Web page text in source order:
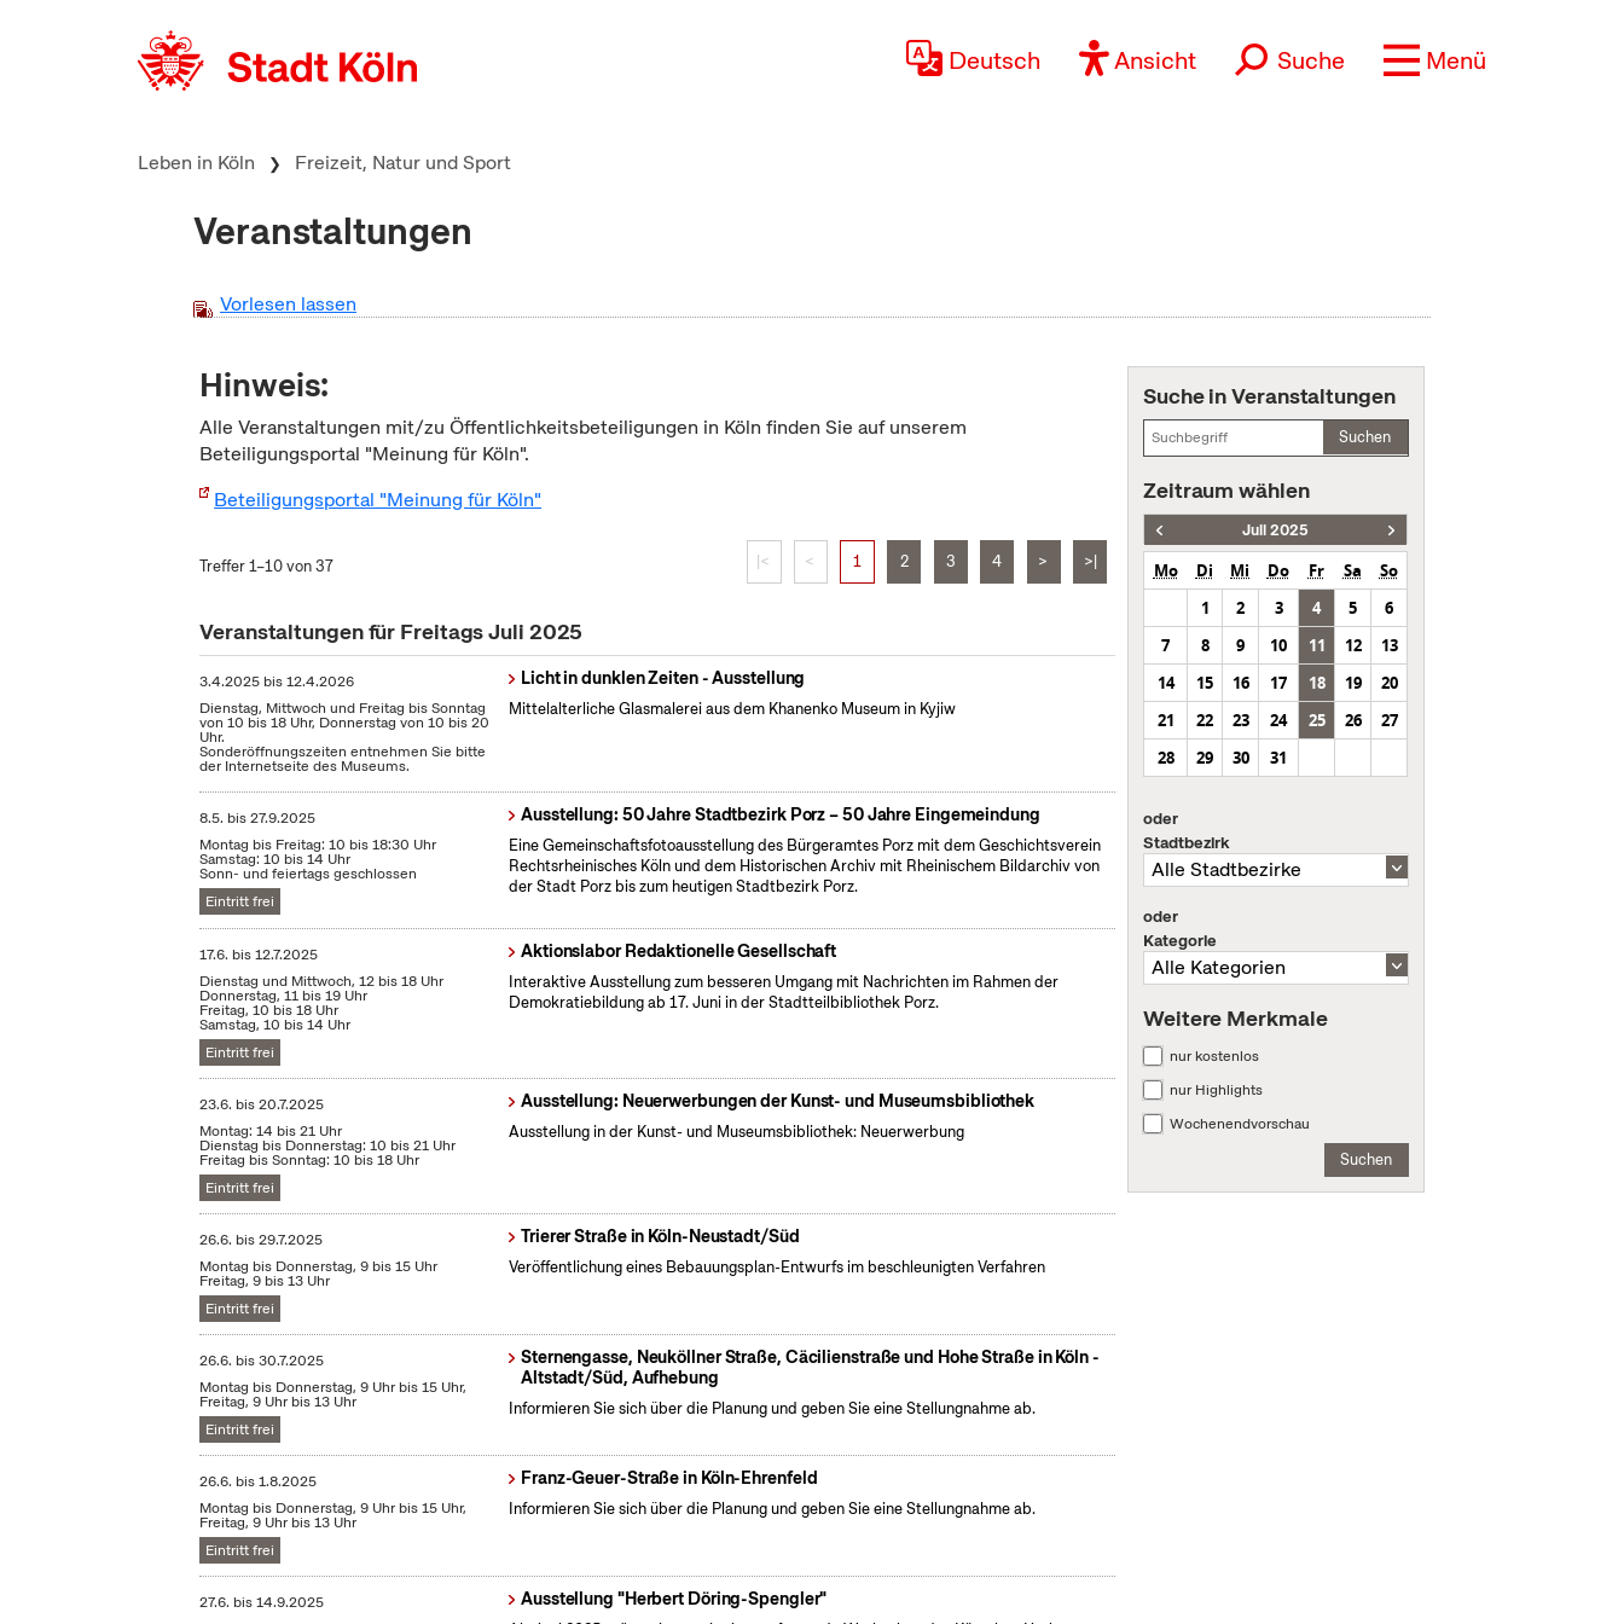
Deutsch Ansicht Suche Menü
Leben in Köln Freizeit, Natur und Sport
Veranstaltungen
Vorlesen lassen
Hinweis:
Alle Veranstaltungen mit/zu Öffentlichkeitsbeteiligungen in Köln finden Sie auf unserem
Beteiligungsportal "Meinung für Köln".
Beteiligungsportal "Meinung für Köln"
Treffer 1–10 von 37 |< < 1 2 3 4 > >|
Veranstaltungen für Freitags Juli 2025
3.4.2025 bis12.4.2026
Dienstag, Mittwoch und Freitag bis Sonntag
von 10 bis 18 Uhr, Donnerstag von 10 bis 20
Uhr.
Sonderöffnungszeiten entnehmen Sie bitte
der Internetseite des Museums.
Licht in dunklen Zeiten - Ausstellung
Mittelalterliche Glasmalerei aus dem Khanenko Museum in Kyjiw
8.5. bis27.9.2025
Montag bis Freitag: 10 bis 18:30 Uhr
Samstag: 10 bis 14 Uhr
Sonn- und feiertags geschlossen
Eintritt frei
Ausstellung: 50 Jahre Stadtbezirk Porz – 50 Jahre Eingemeindung
Eine Gemeinschaftsfotoausstellung des Bürgeramtes Porz mit dem Geschichtsverein
Rechtsrheinisches Köln und dem Historischen Archiv mit Rheinischem Bildarchiv von
der Stadt Porz bis zum heutigen Stadtbezirk Porz.
17.6. bis12.7.2025
Dienstag und Mittwoch, 12 bis 18 Uhr
Donnerstag, 11 bis 19 Uhr
Freitag, 10 bis 18 Uhr
Samstag, 10 bis 14 Uhr
Eintritt frei
Aktionslabor Redaktionelle Gesellschaft
Interaktive Ausstellung zum besseren Umgang mit Nachrichten im Rahmen der
Demokratiebildung ab 17. Juni in der Stadtteilbibliothek Porz.
23.6. bis20.7.2025
Montag: 14 bis 21 Uhr
Dienstag bis Donnerstag: 10 bis 21 Uhr
Freitag bis Sonntag: 10 bis 18 Uhr
Eintritt frei
Ausstellung: Neuerwerbungen der Kunst- und Museumsbibliothek
Ausstellung in der Kunst- und Museumsbibliothek: Neuerwerbung
26.6. bis29.7.2025
Montag bis Donnerstag, 9 bis 15 Uhr
Freitag, 9 bis 13 Uhr
Eintritt frei
Trierer Straße in Köln-Neustadt/Süd
Veröffentlichung eines Bebauungsplan-Entwurfs im beschleunigten Verfahren
26.6. bis30.7.2025
Montag bis Donnerstag, 9 Uhr bis 15 Uhr,
Freitag, 9 Uhr bis 13 Uhr
Eintritt frei
Sternengasse, Neuköllner Straße, Cäcilienstraße und Hohe Straße in Köln -
Altstadt/Süd, Aufhebung
Informieren Sie sich über die Planung und geben Sie eine Stellungnahme ab.
26.6. bis1.8.2025
Montag bis Donnerstag, 9 Uhr bis 15 Uhr,
Freitag, 9 Uhr bis 13 Uhr
Eintritt frei
Franz-Geuer-Straße in Köln-Ehrenfeld
Informieren Sie sich über die Planung und geben Sie eine Stellungnahme ab.
27.6. bis14.9.2025
Ausstellung "Herbert Döring-Spengler"
Suche in Veranstaltungen
Suchen
Zeitraum wählen
Juli 2025
Mo Di Mi Do Fr Sa
So
1
2 3 4 5
6
7
8 9 10 11 12
13
14
15 16 17 18 19
20
21
22 23 24 25 26
27
28
29 30 31
oder
Stadtbezirk
oder
Kategorie
Weitere Merkmale
nur kostenlos
nur Highlights
Wochenendvorschau
Suchen